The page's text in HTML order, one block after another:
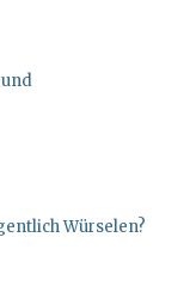
Würselen?